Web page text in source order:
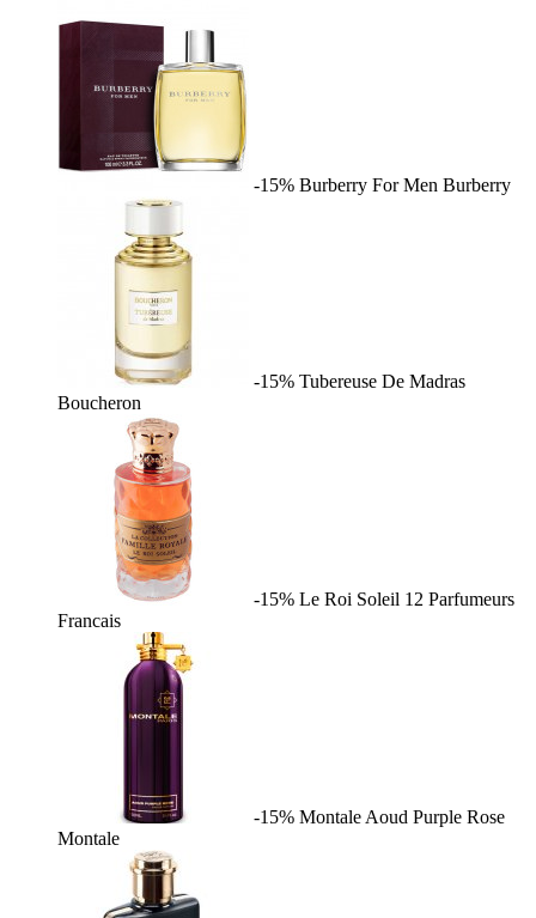
-15% Burberry For Men Burberry
-15% Tubereuse De Madras
Boucheron
-15% Le Roi Soleil 12 Parfumeurs
Francais
-15% Montale Aoud Purple Rose
Montale